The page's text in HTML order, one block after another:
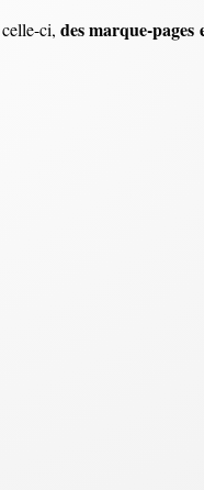
celle-ci,des marque-